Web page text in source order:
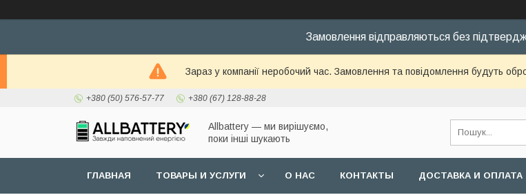
Замовлення відправляються без
Зараз у компанії неробочий час. Замовлення та повідомлення будуть
+380 (50) 576-57-77 +380 (67) 128-88-28
Allbattery — ми вирішуємо,
поки інші шукають
ГЛАВНАЯ ТОВАРЫ И УСЛУГИ О НАС КОНТАКТЫ ДОСТАВКА И ОПЛАТА